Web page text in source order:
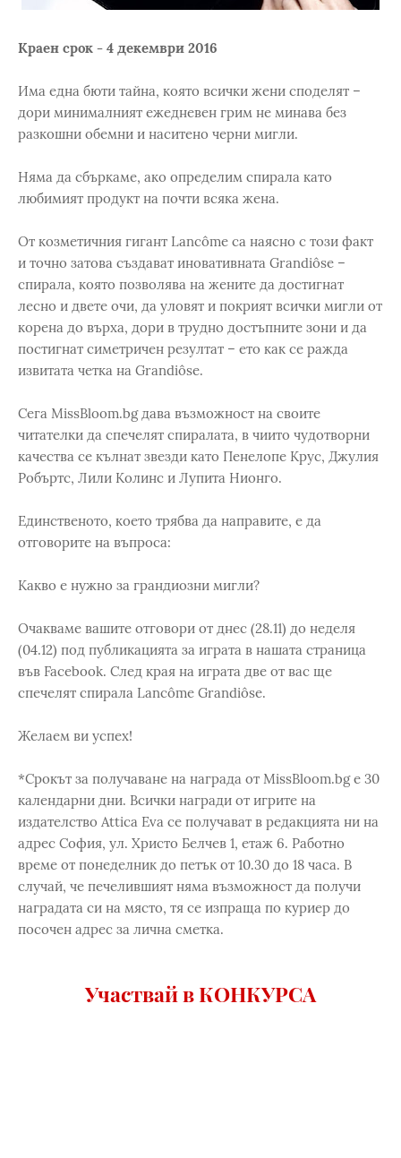
Краен срок - 4 декември 2016
Има една бюти тайна, която всички жени споделят –
дори минималният ежедневен грим не минава без
разкошни обемни и наситено черни мигли.
Няма да сбъркаме, ако определим спирала като
любимият продукт на почти всяка жена.
От козметичния гигант Lancôme са наясно с този факт
и точно затова създават иновативната Grandiôse –
спирала, която позволява на жените да достигнат
лесно и двете очи, да уловят и покрият всички мигли от
корена до върха, дори в трудно достъпните зони и да
постигнат симетричен резултат – ето как се ражда
извитата четка на Grandiôse.
Сега MissBloom.bg дава възможност на своите
читателки да спечелят спиралата, в чиито чудотворни
качества се кълнат звезди като Пенелопе Крус, Джулия
Робъртс, Лили Колинс и Лупита Нионго.
Единственото, което трябва да направите, е да
отговорите на въпроса:
Какво е нужно за грандиозни мигли?
Очакваме вашите отговори от днес (28.11) до неделя
(04.12) под публикацията за играта в нашата страница
във Facebook. След края на играта две от вас ще
спечелят спирала Lancôme Grandiôse.
Желаем ви успех!
*Срокът за получаване на награда от MissBloom.bg е 30
календарни дни. Всички награди от игрите на
издателство Attica Eva се получават в редакцията ни на
адрес София, ул. Христо Белчев 1, етаж 6. Работно
време от понеделник до петък от 10.30 до 18 часа. В
случай, че печелившият няма възможност да получи
наградата си на място, тя се изпраща по куриер до
посочен адрес за лична сметка.
Участвай в КОНКУРСА